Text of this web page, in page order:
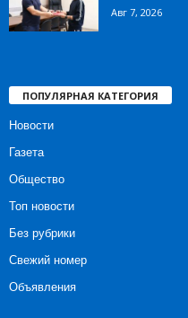
Авг 7, 2026
ПОПУЛЯРНАЯ КАТЕГОРИЯ
Новости
Газета
Общество
Топ новости
Без рубрики
Свежий номер
Объявления